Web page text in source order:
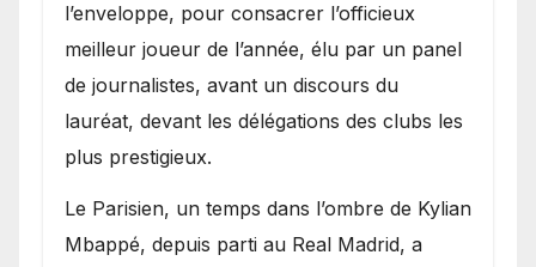
l’enveloppe, pour consacrer l’officieux
meilleur joueur de l’année, élu par un panel
de journalistes, avant un discours du
lauréat, devant les délégations des clubs les
plus prestigieux.
Le Parisien, un temps dans l’ombre de Kylian
Mbappé, depuis parti au Real Madrid, a